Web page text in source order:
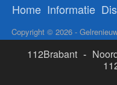
Home Informatie
Copyright © 2026 -
112Brabant -